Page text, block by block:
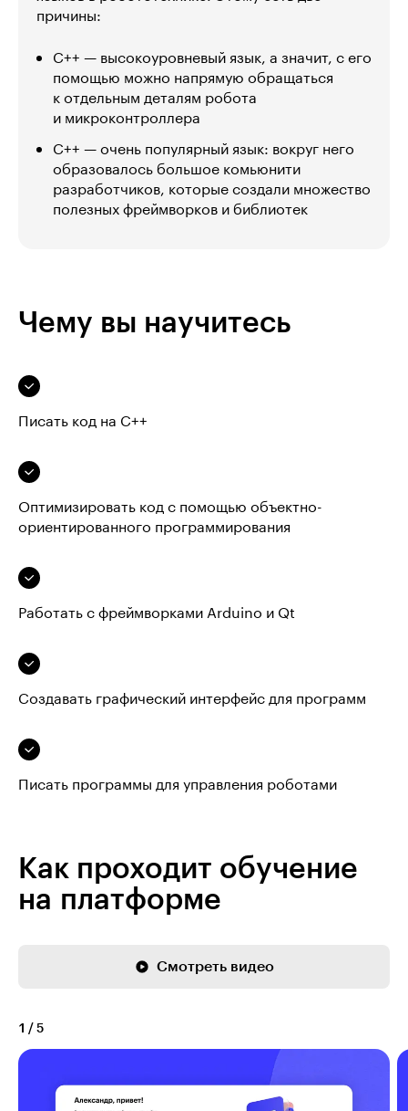
причины:
C++ — высокоуровневый язык, а значит, с его
помощью можно напрямую обращаться
к отдельным деталям робота
и микроконтроллера
С++ — очень популярный язык: вокруг него
образовалось большое комьюнити
разработчиков, которые создали множество
полезных фреймворков и библиотек
Чему вы научитесь
Писать код на C++
Оптимизировать код с помощью объектно-
ориентированного программирования
Работать с фреймворками Arduino и Qt
Создавать графический интерфейс для программ
Писать программы для управления роботами
Как проходит обучение
на платформе
Смотреть видео
1 / 5